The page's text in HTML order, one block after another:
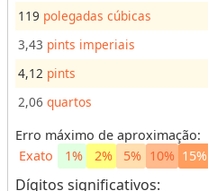
e
s
o
r
e
s
V
119 polegadas cúbicas
3,43 pints imperiais
4,12 pints
2,06 quartos
Erro máximo de aproximação:
Exato
1% 2% 5% 10% 15%
Dígitos significativos: